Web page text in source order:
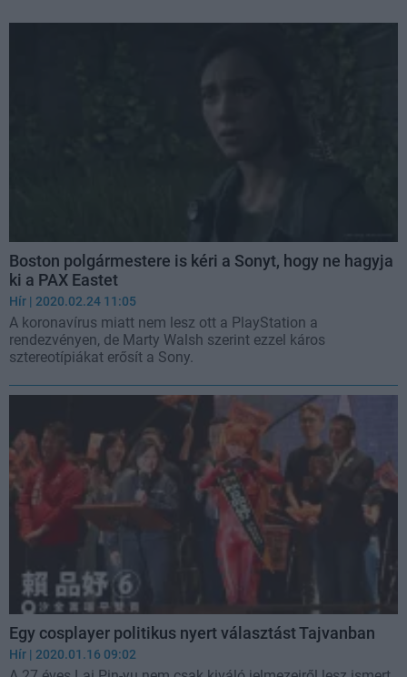
Boston polgármestere is kéri a Sonyt, hogy ne hagyja
ki a PAX Eastet
Hír | 2020.02.24 11:05
A koronavírus miatt nem lesz ott a PlayStation a
rendezvényen, de Marty Walsh szerint ezzel káros
sztereotípiákat erősít a Sony.
Egy cosplayer politikus nyert választást Tajvanban
Hír | 2020.01.16 09:02